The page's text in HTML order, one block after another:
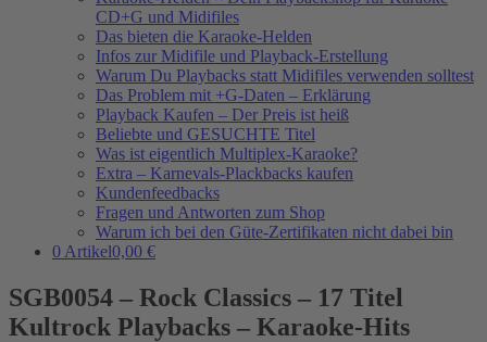
CD+G und Midifiles
Das bieten die Karaoke-Helden
Infos zur Midifile und Playback-Erstellung
Warum Du Playbacks statt Midifiles verwenden solltest
Das Problem mit +G-Daten – Erklärung
Playback Kaufen – Der Preis ist heiß
Beliebte und GESUCHTE Titel
Was ist eigentlich Multiplex-Karaoke?
Extra – Karnevals-Plackbacks kaufen
Kundenfeedbacks
Fragen und Antworten zum Shop
Warum ich bei den Güte-Zertifikaten nicht dabei bin
0 Artikel0,00 €
SGB0054 – Rock Classics – 17 Titel
Kultrock Playbacks – Karaoke-Hits